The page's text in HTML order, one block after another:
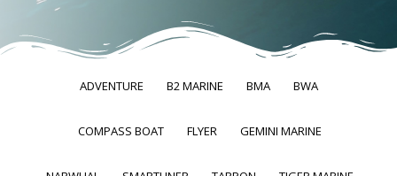
ADVENTURE B2 MARINE BMA BWA
COMPASS BOAT FLYER GEMINI MARINE